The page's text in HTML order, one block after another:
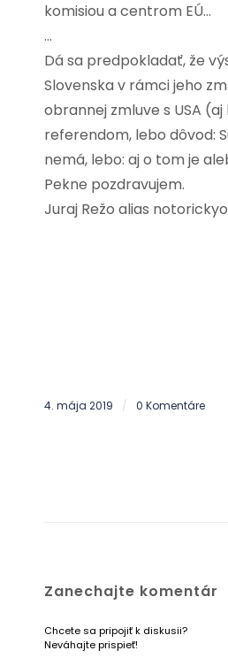
komisiou a centrom EÚ…
…
Dá sa predpokladať, že
Slovenska v rámci jeho
obrannej zmluve s USA
referendom, lebo dôvod:
nemá, lebo: aj o tom je
Pekne pozdravujem.
Juraj Režo alias
4. mája 2019 / 0 Komentáre
Zanechajte komentár
Chcete sa pripojiť k diskusii?
Neváhajte prispieť!